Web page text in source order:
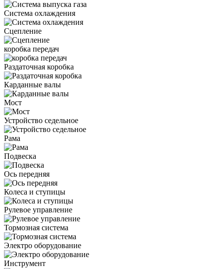
Система охлаждения
Сцепление
коробка передач
Раздаточная коробка
Карданные валы
Мост
Устройство седельное
Рама
Подвеска
Ось передняя
Колеса и ступицы
Рулевое управление
Тормозная система
Электро оборудование
Инструмент